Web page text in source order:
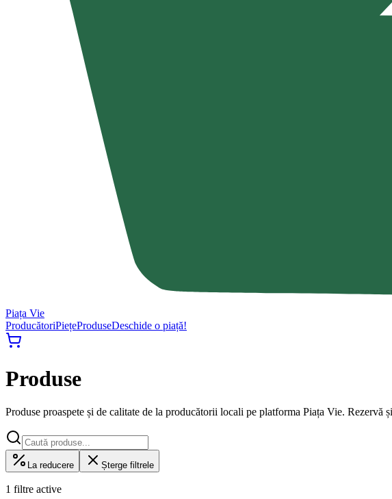
Piața Vie
ProducătoriPiețeProduseDeschide o piață!
Produse
Produse proaspete și de calitate de la producătorii locali pe platforma Piața Vie. Rezervă
La reducere Șterge filtrele
1 filtre active